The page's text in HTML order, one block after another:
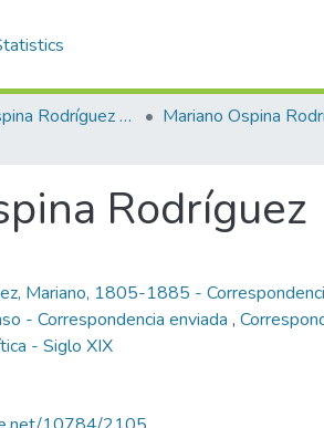
Mariano Ospina Rodríguez (1826 -1912) Mariano Ospina
Rodríguez
Mariano, 1805-1885 -
- Correspondencia enviada ,
- Siglo XIX